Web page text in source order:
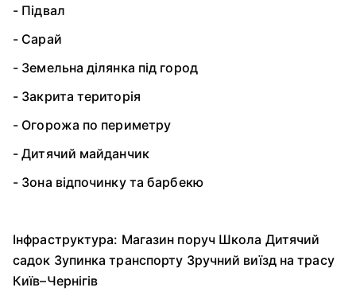
- Підвал
- Сарай
- Земельна ділянка під город
- Закрита територія
- Огорожа по периметру
- Дитячий майданчик
- Зона відпочинку та барбекю
Інфраструктура: Магазин поруч Школа Дитячий
садок Зупинка транспорту Зручний виїзд на трасу
Київ–Чернігів